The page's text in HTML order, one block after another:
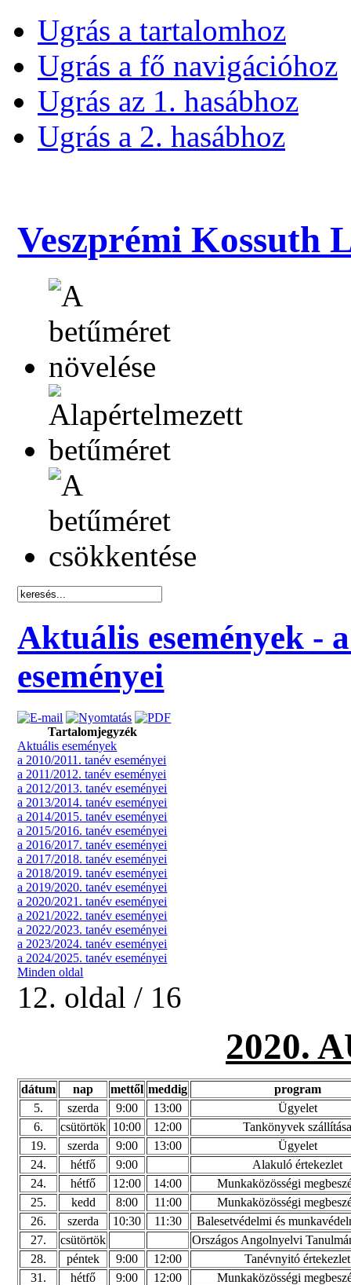
Ugrás a tartalomhoz
Ugrás a fő navigációhoz
Ugrás az 1. hasábhoz
Ugrás a 2. hasábhoz
Veszprémi Kossuth
Aktuális események -
eseményei
Tartalomjegyzék
Aktuális események
a 2010/2011. tanév eseményei
a 2011/2012. tanév eseményei
a 2012/2013. tanév eseményei
a 2013/2014. tanév eseményei
a 2014/2015. tanév eseményei
a 2015/2016. tanév eseményei
a 2016/2017. tanév eseményei
a 2017/2018. tanév eseményei
a 2018/2019. tanév eseményei
a 2019/2020. tanév eseményei
a 2020/2021. tanév eseményei
a 2021/2022. tanév eseményei
a 2022/2023. tanév eseményei
a 2023/2024. tanév eseményei
a 2024/2025. tanév eseményei
Minden oldal
12. oldal / 16
2020.
dátum nap mettől meddig
program
5.
szerda 9:00 13:00
Ügyelet
6.
csütörtök 10:00 12:00
Tankönyvek
19.
szerda 9:00 13:00
Ügyelet
24.
hétfő 9:00
Alakuló értekezlet
24.
hétfő 12:00 14:00
Munkaközösségi
25.
kedd 8:00 11:00
Munkaközösségi
26.
szerda 10:30 11:30
Balesetvédelmi és
27.
csütörtök
Országos Angolnyelvi
28.
péntek 9:00 12:00
Tanévnyitó értekezlet
31.
hétfő 9:00 12:00
Munkaközösségi